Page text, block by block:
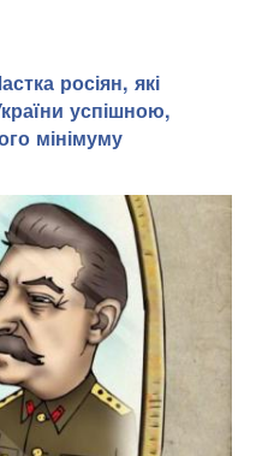
росіян, які
успішною,
мінімуму